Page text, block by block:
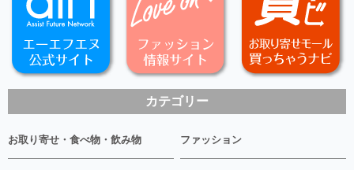
カテゴリー
お取り寄せ・食べ物・飲み物 ファッション